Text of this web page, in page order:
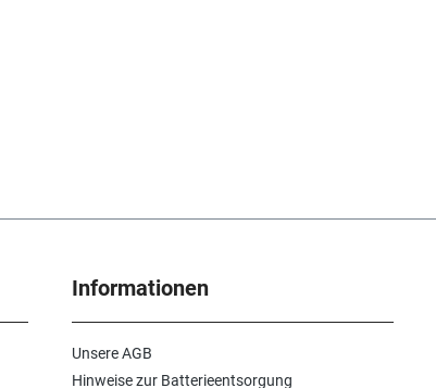
Informationen
Unsere AGB
Hinweise zur Batterieentsorgung